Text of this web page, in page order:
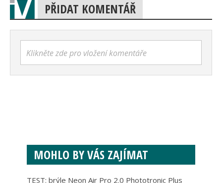
PŘIDAT KOMENTÁŘ
Klikněte zde pro vložení komentáře
MOHLO BY VÁS ZAJÍMAT
TEST: brýle Neon Air Pro 2.0 Phototronic Plus